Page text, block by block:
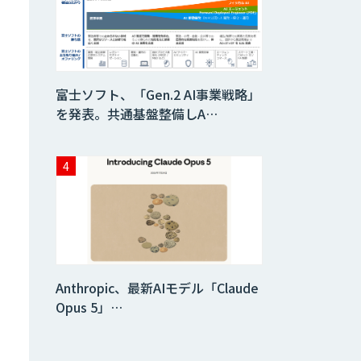
HEROZ ASK
異常検知AI
需要予測＋業務最
適化AIシステム
『KISS』
AI音声生成
ElevenLabs
富士ソフト、「Gen.2 AI事業戦略」
を発表。共通基盤整備しA…
Anthropic、最新AIモデル「Claude
Opus 5」…